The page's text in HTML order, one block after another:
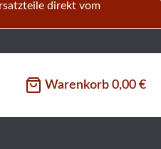
direkt vom
Warenkorb 0,00 €